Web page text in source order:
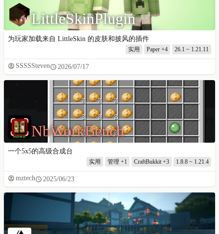
LittleSkinPlugin
为玩家加载来自 LittleSkin 的皮肤和披风的插件
实用 Paper +4 26.1 ~ 1.21.11
SSSSSteven 2026/07/17
NbWorkBench
一个5x5的高级合成台
实用 管理 +1 CraftBukkit+3 1.8.8 ~ 1.21.4
mztech 2025/06/23